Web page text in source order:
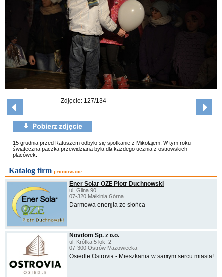
Zdjęcie: 127/134
15 grudnia przed Ratuszem odbyło się spotkanie z Mikołajem. W tym roku
świąteczna paczka przewidziana była dla każdego ucznia z ostrowskich
placówek.
Katalog firm promowane
Ener Solar OZE Piotr Duchnowski
ul. Glina 90
07-320 Małkinia Górna
Darmowa energia ze słońca
Novdom Sp. z o.o.
ul. Krótka 5 lok. 2
07-300 Ostrów Mazowiecka
Osiedle Ostrovia - Mieszkania w samym sercu miasta!